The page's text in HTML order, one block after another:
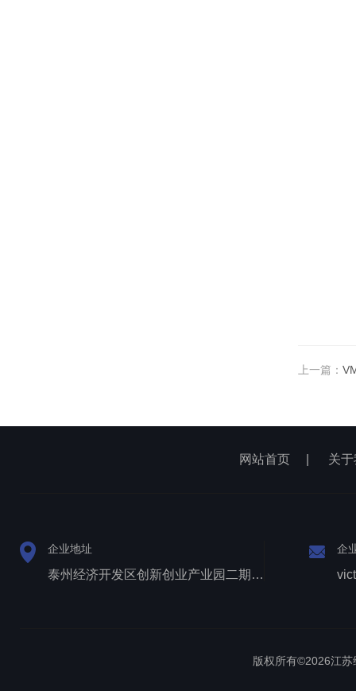
上一篇：
网站首页 关
企业地址
泰州经济开发区创新创业产业园二期1号厂房西侧三层
企
版权所有©2026江